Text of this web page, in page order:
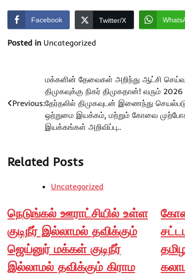
Facebook Twitter/X
Posted in Uncategorized
navigation
Previous:
மக்களின் தேவைகள் அறிந்து ஆட்சி
திமுகவுக்கு நிகர் திமுகதான்! வரும்
தேர்தலில் திமுகவுடன் இணைந்து
ஒற்றுமை இயக்கம், மற்றும் கோவை
இயக்கங்கள் அறிவிப்பு..
Related Posts
Uncategorized
நெடுங்கல் ஊராட்சியில் உள்ள
குடிநீர் இல்லாமல் தவிக்கும்
ஜெய்னுர் மக்கள் குடிநீர்
இல்லாமல் தவிக்கும் கிராம